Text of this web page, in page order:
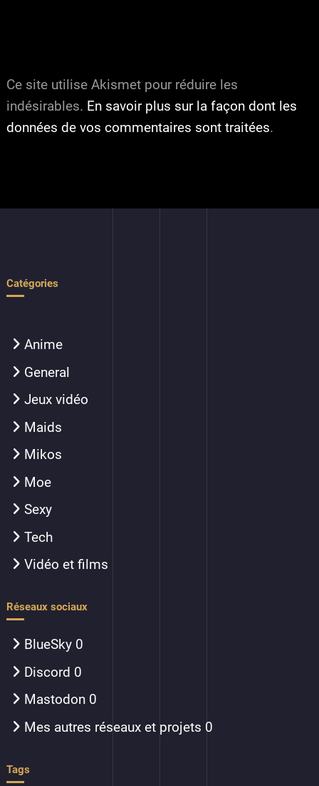
Ce site utilise Akismet pour réduire les
indésirables. En savoir plus sur la façon dont les
données de vos commentaires sont traitées.
Catégories
Anime
General
Jeux vidéo
Maids
Mikos
Moe
Sexy
Tech
Vidéo et films
Réseaux sociaux
BlueSky 0
Discord 0
Mastodon 0
Mes autres réseaux et projets 0
Tags